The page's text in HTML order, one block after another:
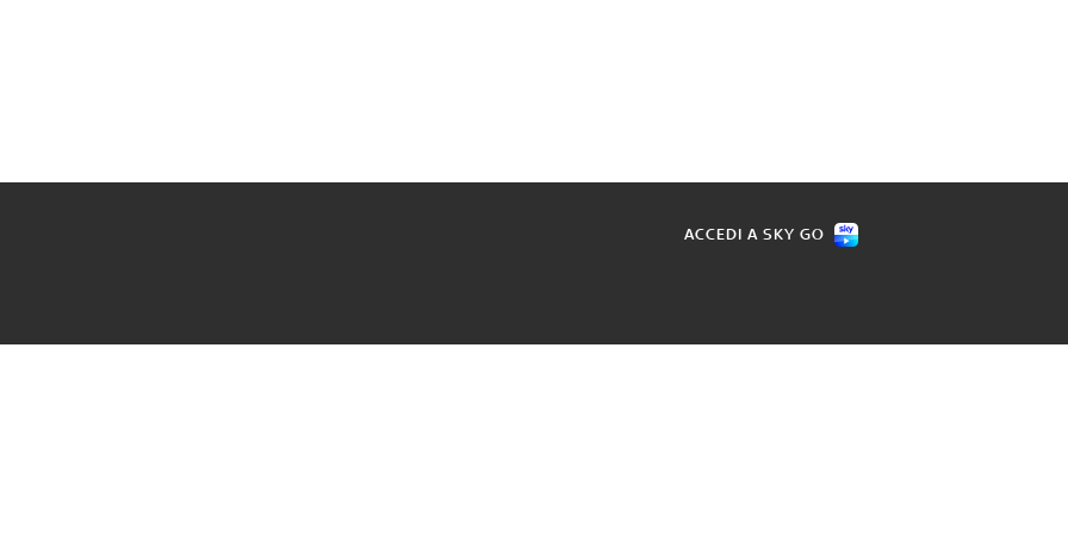
ACCEDI A SKY GO